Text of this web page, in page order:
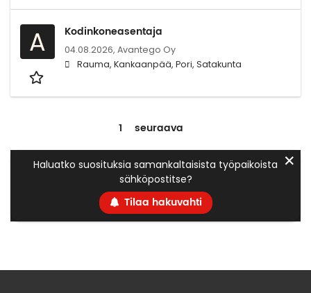
A Kodinkoneasentaja
04.08.2026, Avantego Oy
Rauma, Kankaanpää, Pori, Satakunta
1 seuraava
Haluatko suosituksia samankaltaisista työpaikoista
sähköpostitse?
Tilaa hakuvahti
✕